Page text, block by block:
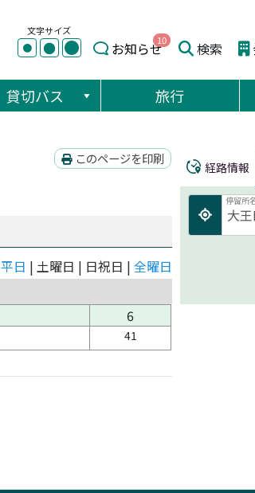
文字サイズ
● ● ● お知らせ10 検索
貸切バス 旅行
このページを印刷
平日 | 土曜日 | 日祝日 | 全曜日
6
41
経路情報
停留所